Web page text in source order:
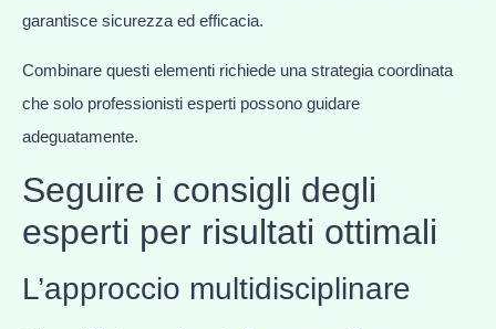
garantisce sicurezza ed efficacia.
Combinare questi elementi richiede una strategia coordinata
che solo professionisti esperti possono guidare
adeguatamente.
Seguire i consigli degli
esperti per risultati ottimali
L’approccio multidisciplinare